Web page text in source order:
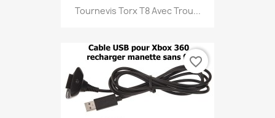
Tournevis Torx T8 Avec Trou...
favorite_border